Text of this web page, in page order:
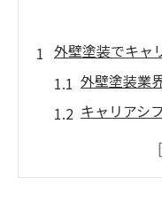
外壁塗装でキャ
外壁塗装業
キャリアシ
外壁塗装で